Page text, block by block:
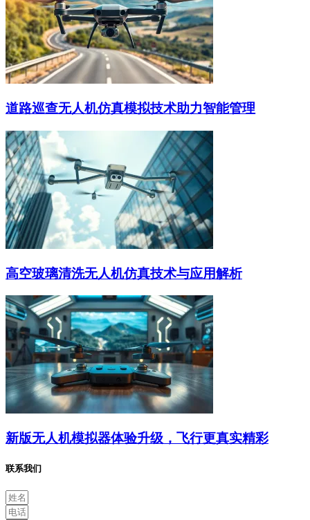
道路巡查无人机仿真模拟技术助力智能管理
高空玻璃清洗无人机仿真技术与应用解析
新版无人机模拟器体验升级，飞行更真实精彩
联系我们